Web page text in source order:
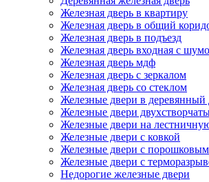
Железная дверь в квартиру
Железная дверь в общий
Железная дверь в подъезд
Железная дверь входная с
Железная дверь мдф
Железная дверь с зеркалом
Железная дверь со стеклом
Железные двери в деревянный
Железные двери
Железные двери на
Железные двери с ковкой
Железные двери с
Железные двери с
Недорогие железные двери